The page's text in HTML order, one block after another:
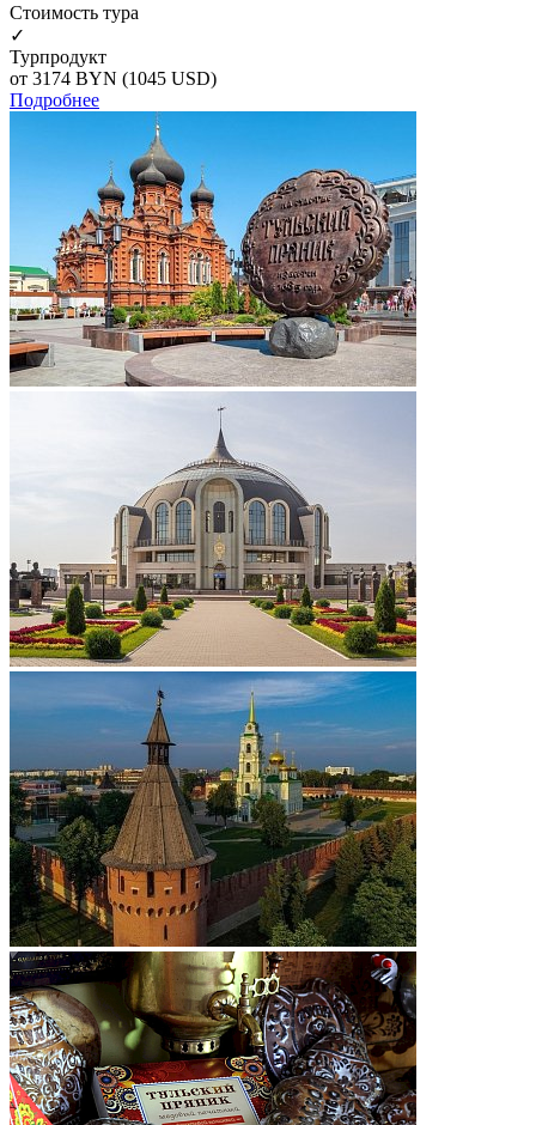
Cтоимость тура
✓
Турпродукт
от 3174 BYN (1045 USD)
Подробнее